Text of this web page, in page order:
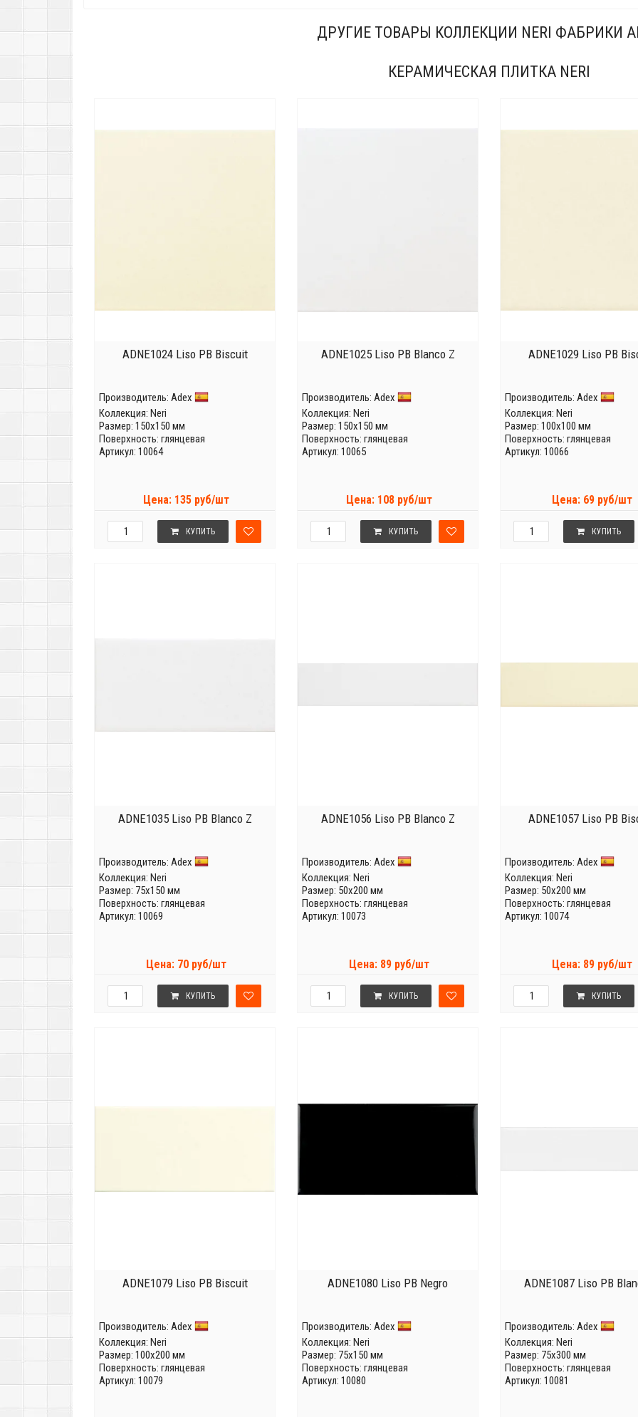
ДРУГИЕ ТОВАРЫ КОЛЛЕКЦИИ NERI ФАБРИКИ
КЕРАМИЧЕСКАЯ ПЛИТКА NERI
ADNE1024 Liso PB Biscuit
Производитель: Adex
Коллекция: Neri
Размер: 150x150 мм
Поверхность: глянцевая
Артикул: 10064
Цена: 135 руб/шт
КУПИТЬ
ADNE1025 Liso PB Blanco Z
Производитель: Adex
Коллекция: Neri
Размер: 150x150 мм
Поверхность: глянцевая
Артикул: 10065
Цена: 108 руб/шт
КУПИТЬ
ADNE1029 Liso PB
Производитель: Adex
Коллекция: Neri
Размер: 100x100 мм
Поверхность: глянцевая
Артикул: 10066
Цена: 69 руб/шт
КУПИТЬ
ADNE1035 Liso PB Blanco Z
Производитель: Adex
Коллекция: Neri
Размер: 75x150 мм
Поверхность: глянцевая
Артикул: 10069
Цена: 70 руб/шт
КУПИТЬ
ADNE1056 Liso PB Blanco Z
Производитель: Adex
Коллекция: Neri
Размер: 50x200 мм
Поверхность: глянцевая
Артикул: 10073
Цена: 89 руб/шт
КУПИТЬ
ADNE1057 Liso PB
Производитель: Adex
Коллекция: Neri
Размер: 50x200 мм
Поверхность: глянцевая
Артикул: 10074
Цена: 89 руб/шт
КУПИТЬ
ADNE1079 Liso PB Biscuit
Производитель: Adex
Коллекция: Neri
Размер: 100x200 мм
Поверхность: глянцевая
Артикул: 10079
ADNE1080 Liso PB Negro
Производитель: Adex
Коллекция: Neri
Размер: 75x150 мм
Поверхность: глянцевая
Артикул: 10080
ADNE1087 Liso PB
Производитель: Adex
Коллекция: Neri
Размер: 75x300 мм
Поверхность: глянцевая
Артикул: 10081